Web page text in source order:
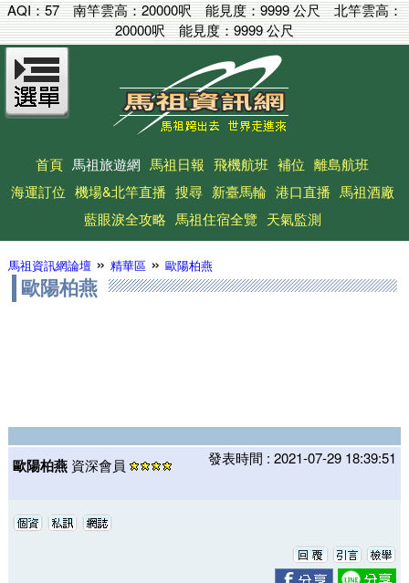
AQI：57 南竿雲高：20000呎能見度：9999 公尺北竿雲高：
20000呎能見度：9999 公尺
首頁 馬祖旅遊網 馬祖日報 飛機航班 補位 離島航班
海運訂位 機場&北竿直播 搜尋 新臺馬輪 港口直播 馬祖酒廠
藍眼淚全攻略 馬祖住宿全覽 天氣監測
馬祖資訊網論壇» 精華區» 歐陽柏燕
歐陽柏燕
歐陽柏燕 資深會員 發表時間 : 2021-07-29 18:39:51